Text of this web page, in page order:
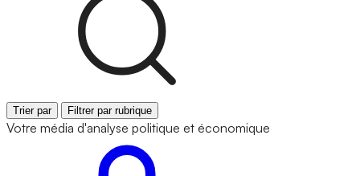
Trier par Filtrer par rubrique
Votre média d'analyse politique et économique